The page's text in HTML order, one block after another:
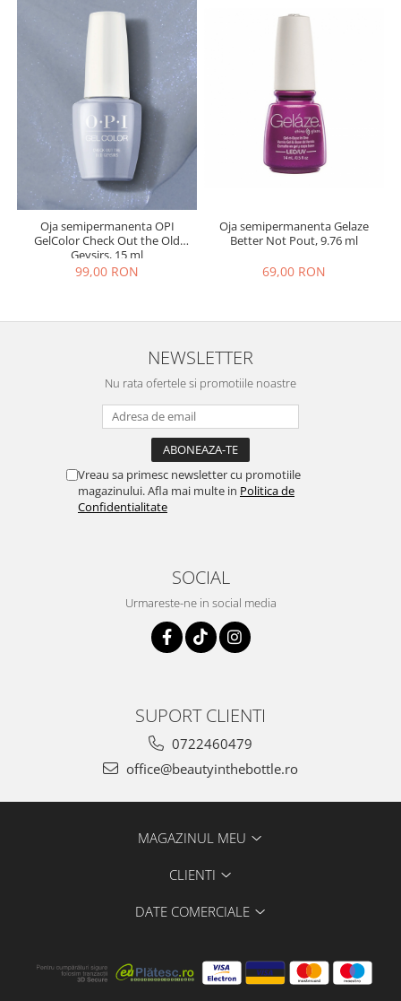
Oja semipermanenta OPI
GelColor Check Out the Old
Geysirs, 15 ml
99,00 RON
Oja semipermanenta Gelaze
Better Not Pout, 9.76 ml
69,00 RON
NEWSLETTER
Nu rata ofertele si promotiile noastre
Vreau sa primesc newsletter cu promotiile
magazinului. Afla mai multe in Politica de
Confidentialitate
SOCIAL
Urmareste-ne in social media
SUPORT CLIENTI
0722460479
office@beautyinthebottle.ro
MAGAZINUL MEU
CLIENTI
DATE COMERCIALE